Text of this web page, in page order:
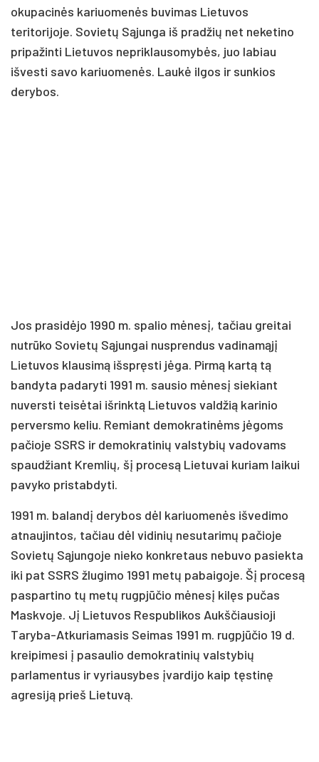
okupacinės kariuomenės buvimas Lietuvos
teritorijoje. Sovietų Sąjunga iš pradžių net neketino
pripažinti Lietuvos nepriklausomybės, juo labiau
išvesti savo kariuomenės. Laukė ilgos ir sunkios
derybos.
Jos prasidėjo 1990 m. spalio mėnesį, tačiau greitai
nutrūko Sovietų Sąjungai nusprendus vadinamąjį
Lietuvos klausimą išspręsti jėga. Pirmą kartą tą
bandyta padaryti 1991 m. sausio mėnesį siekiant
nuversti teisėtai išrinktą Lietuvos valdžią karinio
perversmo keliu. Remiant demokratinėms jėgoms
pačioje SSRS ir demokratinių valstybių vadovams
spaudžiant Kremlių, šį procesą Lietuvai kuriam laikui
pavyko pristabdyti.
1991 m. balandį derybos dėl kariuomenės išvedimo
atnaujintos, tačiau dėl vidinių nesutarimų pačioje
Sovietų Sąjungoje nieko konkretaus nebuvo pasiekta
iki pat SSRS žlugimo 1991 metų pabaigoje. Šį procesą
paspartino tų metų rugpjūčio mėnesį kilęs pučas
Maskvoje. Jį Lietuvos Respublikos Aukščiausioji
Taryba-Atkuriamasis Seimas 1991 m. rugpjūčio 19 d.
kreipimesi į pasaulio demokratinių valstybių
parlamentus ir vyriausybes įvardijo kaip tęstinę
agresiją prieš Lietuvą.